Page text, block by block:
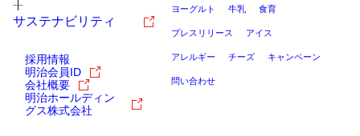
サステナビリティ
採用情報
明治会員ID
会社概要
明治ホールディン
グス株式会社
ヨーグルト 牛乳 食育
プレスリリース アイス
アレルギー チーズ キャンペーン
問い合わせ